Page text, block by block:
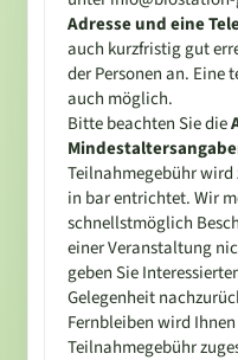
Adresse und eine
auch kurzfristig gut
der Personen an. Eine
auch möglich.
Bitte beachten Sie die
Teilnahmegebühr
in bar entrichtet. Wir
schnellstmöglich
einer Veranstaltung
geben Sie
Gelegenheit
Fernbleiben wird
Teilnahmegebühr